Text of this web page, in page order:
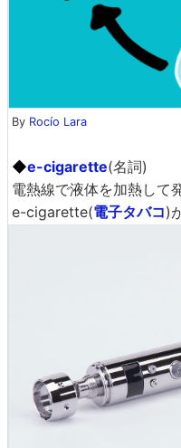
By Rocío Lara
◆e-cigarette(名詞)
電熱線で液体を加熱して
e-cigarette(電子タバコ)